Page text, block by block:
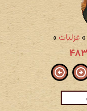
»غزلیات»